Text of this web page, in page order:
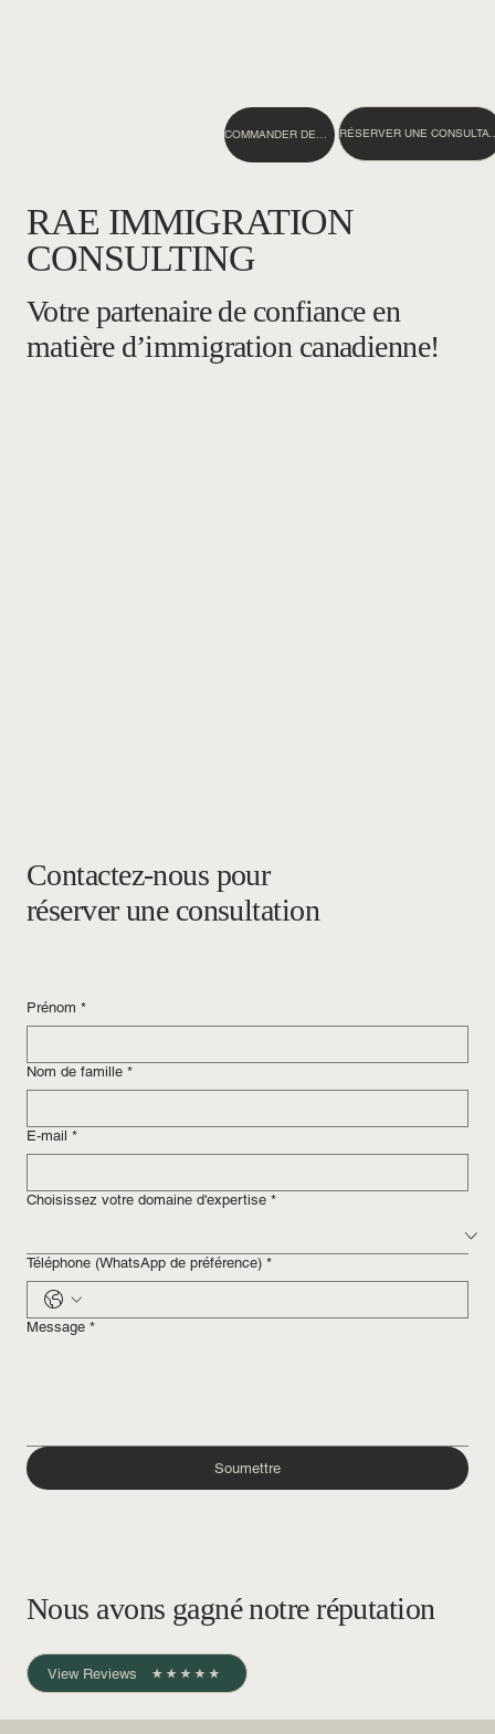
COMMANDER DES NOTES GCMS RÉSERVER
Votre partenaire de confiance en
matière d’immigration canadienne!
RAE IMMIGRATION
CONSULTING
Contactez-nous pour
réserver une consultation
Prénom *
Nom de famille *
E-mail *
Choisissez votre domaine d'expertise *
Téléphone (WhatsApp de préférence) *
Message *
Soumettre
Nous avons gagné notre réputation
View Reviews